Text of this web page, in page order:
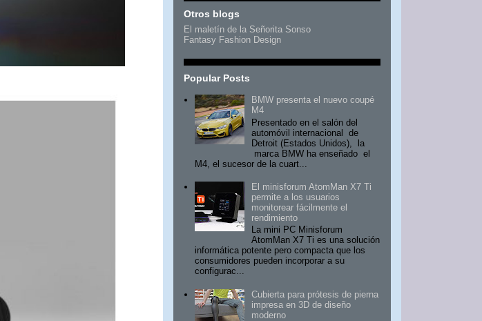
Otros blogs
El maletín de la Señorita Sonso
Fantasy Fashion Design
Popular Posts
BMW presenta el nuevo coupé
M4
Presentado en el salón del
automóvil internacional de
Detroit (Estados Unidos), la
marca BMW ha enseñado el
M4, el sucesor de la cuart...
El minisforum AtomMan X7 Ti
permite a los usuarios
monitorear fácilmente el
rendimiento
La mini PC Minisforum
AtomMan X7 Ti es una solución
informática potente pero compacta que los
consumidores pueden incorporar a su
configurac...
Cubierta para prótesis de pierna
impresa en 3D de diseño
moderno